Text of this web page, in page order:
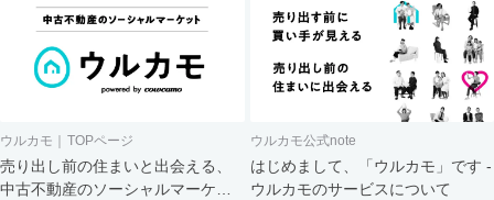
ウルカモ｜TOPページ
売り出し前の住まいと出会える、
中古不動産のソーシャルマーケッ
ウルカモ公式note
はじめまして、「ウルカモ」です -
ウルカモのサービスについて